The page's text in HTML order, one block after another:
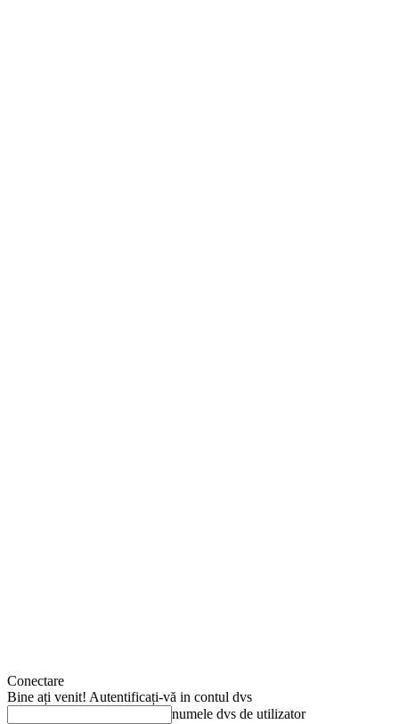
Conectare
Bine ați venit! Autentificați-vă in contul dvs
numele dvs de utilizator